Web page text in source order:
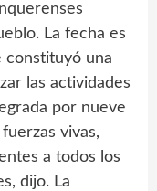
La fecha es
constituyó una
las actividades
por nueve
vivas,
a todos los
dijo. La